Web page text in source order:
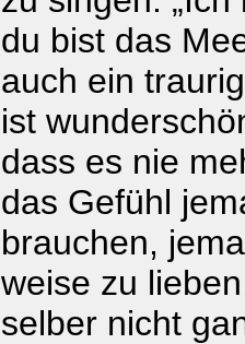
du bist das
auch ein
ist
dass es nie
das Gefühl
brauchen,
weise zu
selber nicht